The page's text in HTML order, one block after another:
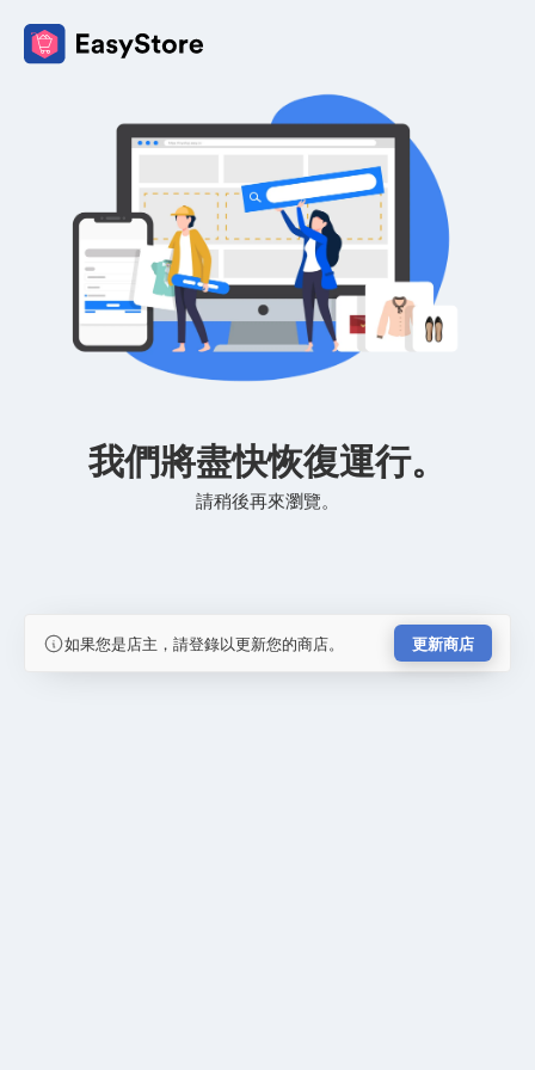
我們將盡快恢復運行。
請稍後再來瀏覽。
如果您是店主，請登錄以更新您的商店。 更新商店